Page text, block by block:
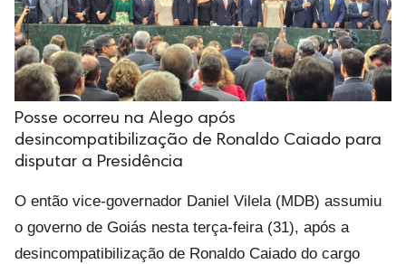
Posse ocorreu na Alego após
desincompatibilização de Ronaldo Caiado para
disputar a Presidência
O então vice-governador Daniel Vilela (MDB) assumiu
o governo de Goiás nesta terça-feira (31), após a
desincompatibilização de Ronaldo Caiado do cargo